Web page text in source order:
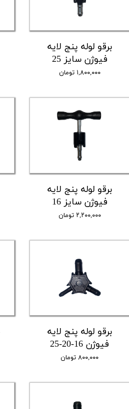
برقو لوله پنج لایه
فیوژن سایز 25
۱,۸۰۰,۰۰۰ تومان
برقو لوله پنج لایه
فیوژن سایز 16
۲,۲۰۰,۰۰۰ تومان
برقو لوله پنج لایه
فیوژن 16-20-25
۸۰۰,۰۰۰ تومان